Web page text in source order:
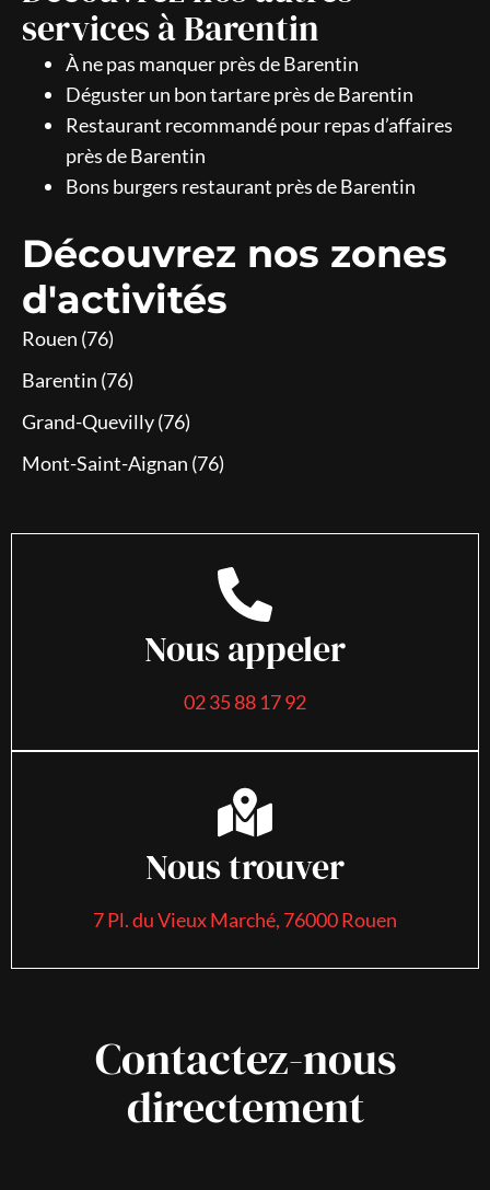
services à Barentin
À ne pas manquer près de Barentin
Déguster un bon tartare près de Barentin
Restaurant recommandé pour repas d’affaires
près de Barentin
Bons burgers restaurant près de Barentin
Découvrez nos zones
d'activités
Rouen (76)
Barentin (76)
Grand-Quevilly (76)
Mont-Saint-Aignan (76)
Nous appeler
02 35 88 17 92
Nous trouver
7 Pl. du Vieux Marché, 76000 Rouen
Contactez-nous
directement